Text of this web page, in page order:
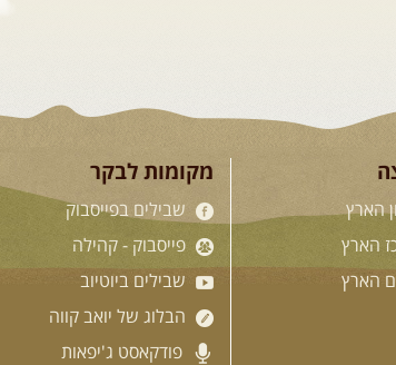
רכבי
וגולש לעמק
הארץ
הארץ
הארץ
מקומות לבקר
שבילים בפייסבוק
פייסבוק - קהילה
שבילים ביוטיוב
הבלוג של יואב קווה
פודקאסט ג'יפאות